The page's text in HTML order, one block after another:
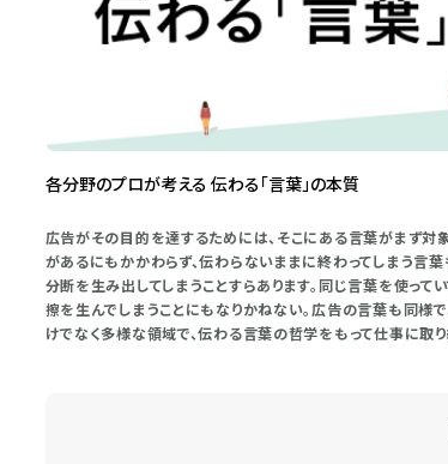
各分野のプロが考える 伝わる「言葉」の本質
広告がその目的を達するためには、そこにある言葉がまず対
があるにもかかわらず、伝わらないままに終わってしまう言
分断を生み出してしまうことすらあります。同じ言葉を使っ
擦を生んでしまうことにもなりかねない。広告の言葉も同様
けでなく多様な領域で、伝わる言葉の哲学をもって仕事に取